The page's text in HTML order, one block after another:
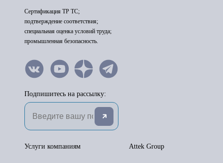
Сертификация ТР ТС;
подтверждение соответствия;
специальная оценка условий труда;
промышленная безопасность.
Подпишитесь на рассылку:
Attek Group
Услуги компаниям